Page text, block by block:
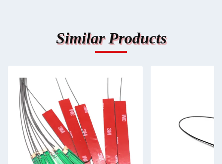
Similar Products